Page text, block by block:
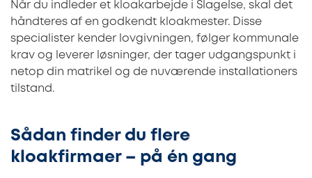
Når du indleder et kloakarbejde i Slagelse, skal det
håndteres af en godkendt kloakmester. Disse
specialister kender lovgivningen, følger kommunale
krav og leverer løsninger, der tager udgangspunkt i
netop din matrikel og de nuværende installationers
tilstand.
Sådan finder du flere
kloakfirmaer – på én gang